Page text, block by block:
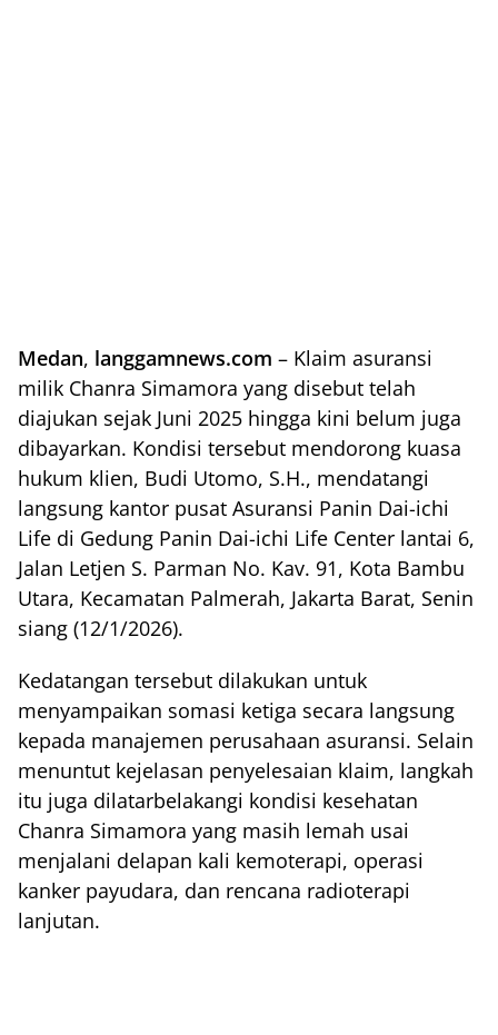
Medan, langgamnews.com – Klaim asuransi
milik Chanra Simamora yang disebut telah
diajukan sejak Juni 2025 hingga kini belum juga
dibayarkan. Kondisi tersebut mendorong kuasa
hukum klien, Budi Utomo, S.H., mendatangi
langsung kantor pusat Asuransi Panin Dai-ichi
Life di Gedung Panin Dai-ichi Life Center lantai 6,
Jalan Letjen S. Parman No. Kav. 91, Kota Bambu
Utara, Kecamatan Palmerah, Jakarta Barat, Senin
siang (12/1/2026).
Kedatangan tersebut dilakukan untuk
menyampaikan somasi ketiga secara langsung
kepada manajemen perusahaan asuransi. Selain
menuntut kejelasan penyelesaian klaim, langkah
itu juga dilatarbelakangi kondisi kesehatan
Chanra Simamora yang masih lemah usai
menjalani delapan kali kemoterapi, operasi
kanker payudara, dan rencana radioterapi
lanjutan.